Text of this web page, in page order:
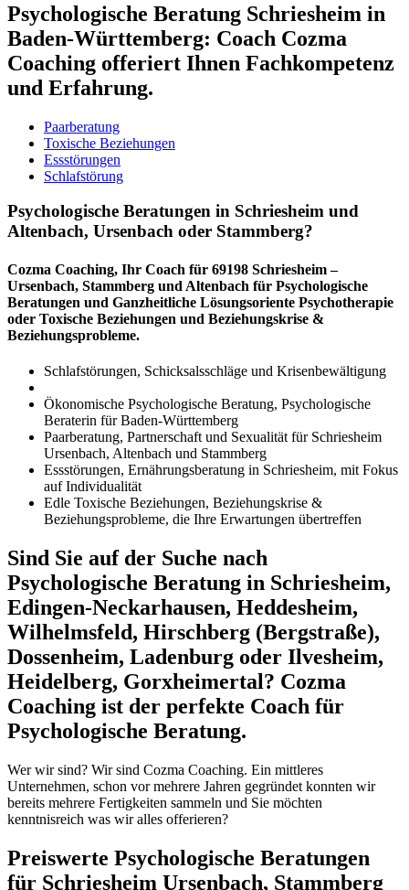
Psychologische Beratung Schriesheim in
Baden-Württemberg: Coach Cozma
Coaching offeriert Ihnen Fachkompetenz
und Erfahrung.
Paarberatung
Toxische Beziehungen
Essstörungen
Schlafstörung
Psychologische Beratungen in Schriesheim und
Altenbach, Ursenbach oder Stammberg?
Cozma Coaching, Ihr Coach für 69198 Schriesheim –
Ursenbach, Stammberg und Altenbach für Psychologische
Beratungen und Ganzheitliche Lösungsoriente Psychotherapie
oder Toxische Beziehungen und Beziehungskrise &
Beziehungsprobleme.
Schlafstörungen, Schicksalsschläge und Krisenbewältigung
Ökonomische Psychologische Beratung, Psychologische
Beraterin für Baden-Württemberg
Paarberatung, Partnerschaft und Sexualität für Schriesheim
Ursenbach, Altenbach und Stammberg
Essstörungen, Ernährungsberatung in Schriesheim, mit Fokus
auf Individualität
Edle Toxische Beziehungen, Beziehungskrise &
Beziehungsprobleme, die Ihre Erwartungen übertreffen
Sind Sie auf der Suche nach
Psychologische Beratung in Schriesheim,
Edingen-Neckarhausen, Heddesheim,
Wilhelmsfeld, Hirschberg (Bergstraße),
Dossenheim, Ladenburg oder Ilvesheim,
Heidelberg, Gorxheimertal? Cozma
Coaching ist der perfekte Coach für
Psychologische Beratung.
Wer wir sind? Wir sind Cozma Coaching. Ein mittleres
Unternehmen, schon vor mehrere Jahren gegründet konnten wir
bereits mehrere Fertigkeiten sammeln und Sie möchten
kenntnisreich was wir alles offerieren?
Preiswerte Psychologische Beratungen
für Schriesheim Ursenbach, Stammberg